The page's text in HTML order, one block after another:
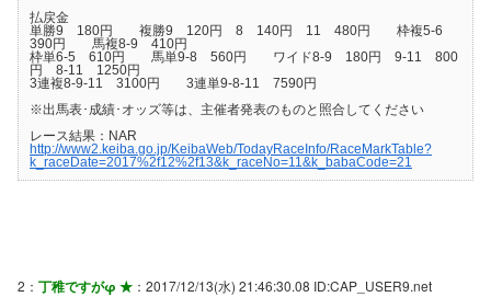
払戻金
単勝9 180円 複勝9 120円 8 140円 11 480円 枠複5-6
390円 馬複8-9 410円
枠単6-5 610円 馬単9-8 560円 ワイド8-9 180円 9-11 800
円 8-11 1250円
3連複8-9-11 3100円 3連単9-8-11 7590円
※出馬表･成績･オッズ等は、主催者発表のものと照合してください
レース結果：NAR
http://www2.keiba.go.jp/KeibaWeb/TodayRaceInfo/RaceMarkTable?
k_raceDate=2017%2f12%2f13&k_raceNo=11&k_babaCode=21
2： 丁稚ですがφ ★ ：2017/12/13(水) 21:46:30.08 ID:CAP_USER9.net